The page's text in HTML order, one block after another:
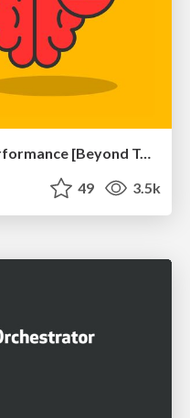
The Psychology of Web Performance [Beyond Tellerrand 2023]
49 3.5k